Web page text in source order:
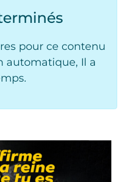
pour ce contenu
automatique, Il a